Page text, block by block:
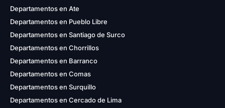
Departamentos en Ate
Departamentos en Pueblo Libre
Departamentos en Santiago de Surco
Departamentos en Chorrillos
Departamentos en Barranco
Departamentos en Comas
Departamentos en Surquillo
Departamentos en Cercado de Lima